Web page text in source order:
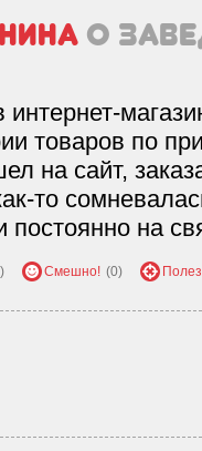
о
интернет-
товаров по
на сайт,
то
постоянно на
Смешно! (0)